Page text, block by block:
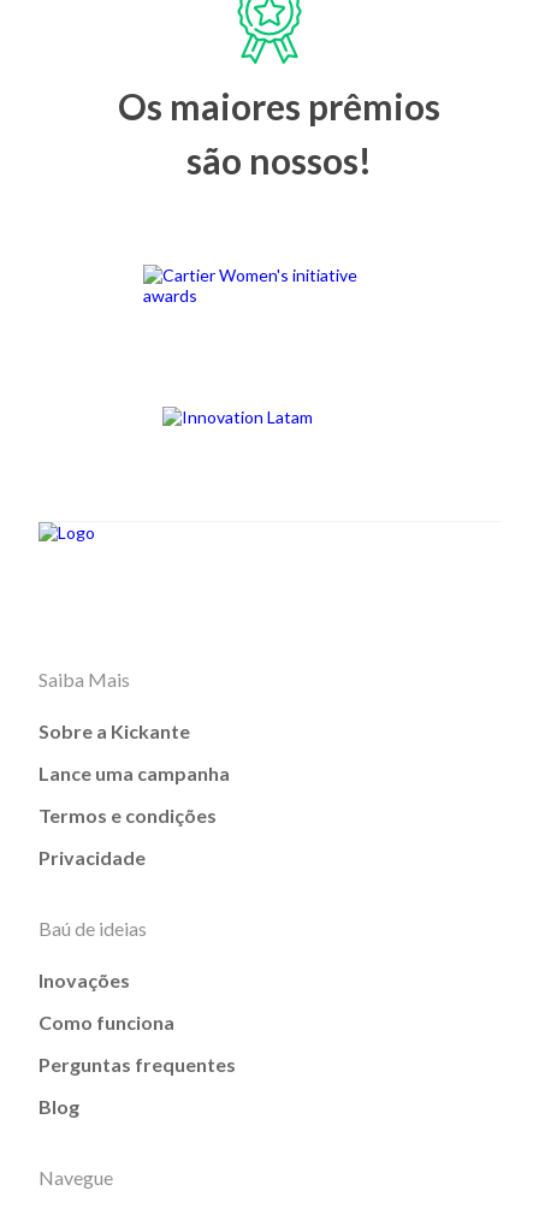
Os maiores prêmios
são nossos!
Saiba Mais
Sobre a Kickante
Lance uma campanha
Termos e condições
Privacidade
Baú de ideias
Inovações
Como funciona
Perguntas frequentes
Blog
Navegue